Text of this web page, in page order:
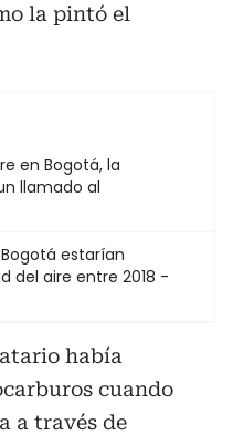
la pintó el
en Bogotá, la
llamado al
estarían
del aire entre 2018 -
había
cuando
a través de